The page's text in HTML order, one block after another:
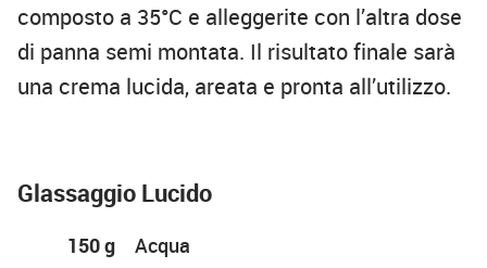
composto a 35°C e alleggerite con l’altra dose
di panna semi montata. Il risultato finale sarà
una crema lucida, areata e pronta all’utilizzo.
Glassaggio Lucido
150 g
Acqua